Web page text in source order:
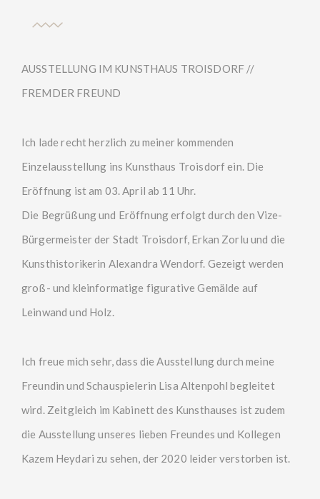
AUSSTELLUNG IM KUNSTHAUS TROISDORF //
FREMDER FREUND
Ich lade recht herzlich zu meiner kommenden
Einzelausstellung ins Kunsthaus Troisdorf ein. Die
Eröffnung ist am 03. April ab 11 Uhr.
Die Begrüßung und Eröffnung erfolgt durch den Vize-
Bürgermeister der Stadt Troisdorf, Erkan Zorlu und die
Kunsthistorikerin Alexandra Wendorf. Gezeigt werden
groß- und kleinformatige figurative Gemälde auf
Leinwand und Holz.
Ich freue mich sehr, dass die Ausstellung durch meine
Freundin und Schauspielerin Lisa Altenpohl begleitet
wird. Zeitgleich im Kabinett des Kunsthauses ist zudem
die Ausstellung unseres lieben Freundes und Kollegen
Kazem Heydari zu sehen, der 2020 leider verstorben ist.